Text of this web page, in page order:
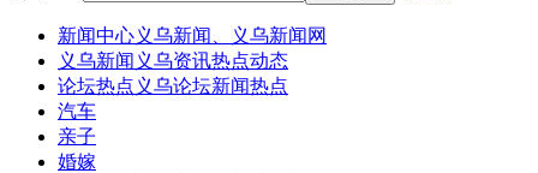
新闻中心义乌新闻、义乌新闻网
义乌新闻 义乌资讯热点动态
论坛热点 义乌论坛新闻热点
汽车
亲子
婚嫁